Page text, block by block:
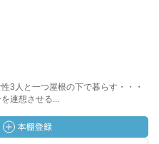
3人と一つ屋根の下で暮らす・・・
連想させる...